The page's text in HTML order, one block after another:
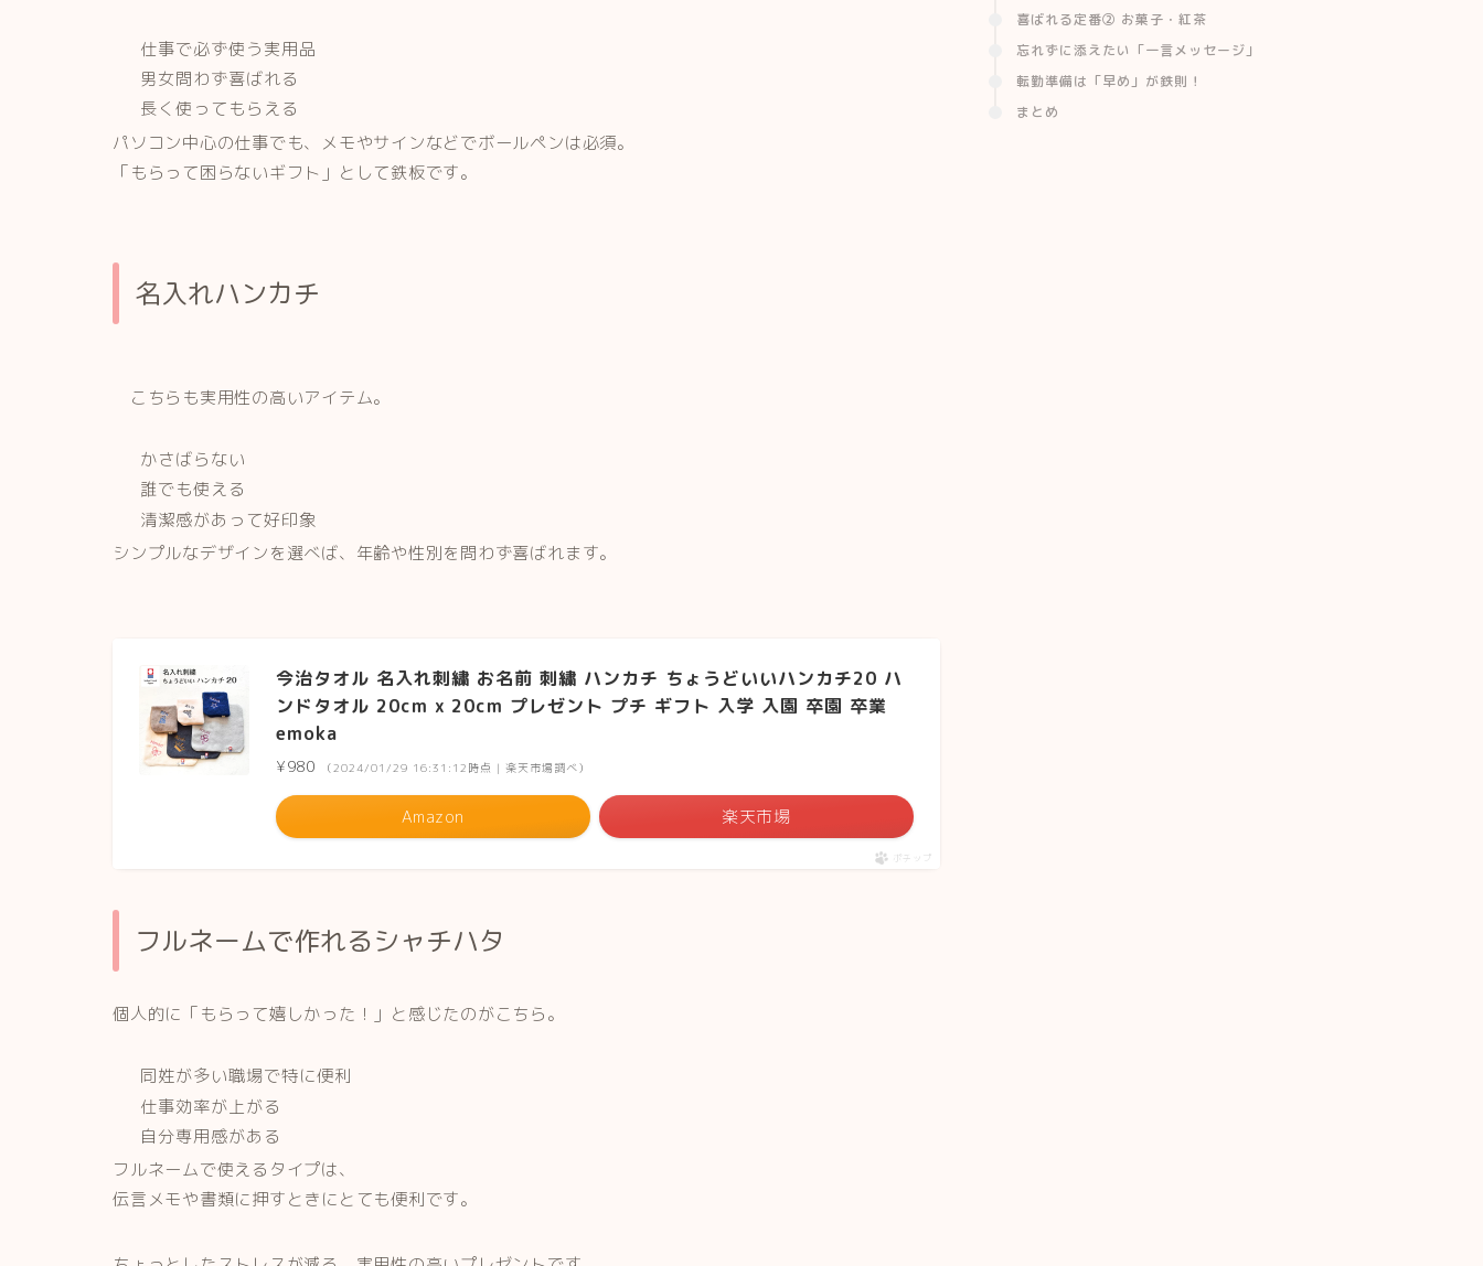
仕事で必ず使う実用品
男女問わず喜ばれる
長く使ってもらえる
パソコン中心の仕事でも、メモやサインなどでボールペンは必須。
「もらって困らないギフト」として鉄板です。
名入れハンカチ
こちらも実用性の高いアイテム。
かさばらない
誰でも使える
清潔感があって好印象
シンプルなデザインを選べば、年齢や性別を問わず喜ばれます。
今治タオル 名入れ刺繍 お名前 刺繍 ハンカチ ちょうどいいハンカチ20 ハ
ンドタオル 20cm x 20cm プレゼント プチ ギフト 入学 入園 卒園 卒業
emoka
¥980 （2024/01/29 16:31:12時点 | 楽天市場調べ）
Amazon 楽天市場
ポチップ
フルネームで作れるシャチハタ
個人的に「もらって嬉しかった！」と感じたのがこちら。
同姓が多い職場で特に便利
仕事効率が上がる
自分専用感がある
フルネームで使えるタイプは、
伝言メモや書類に押すときにとても便利です。
喜ばれる定番② お菓子・紅茶
忘れずに添えたい「一言メッセージ」
転勤準備は「早め」が鉄則！
まとめ